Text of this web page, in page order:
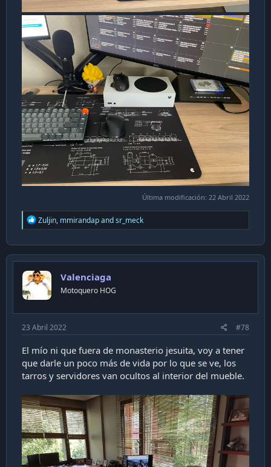
Última modificación: 22 Abril 2022
R
e
c
t
o
n
Zuljin, mmirandapandsr_meck
Valenciaga
Motoquero HOG
23 Abril 2022 #78
El mío ni que fuera de monasterio jesuita, voy a tener
que darle un poco más de vida por lo que se ve, los
tarros y servidores van ocultos al interior del mueble.